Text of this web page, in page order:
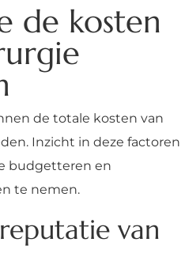
de kosten
de totale kosten van
Inzicht in deze factoren
budgetteren en
te nemen.
van